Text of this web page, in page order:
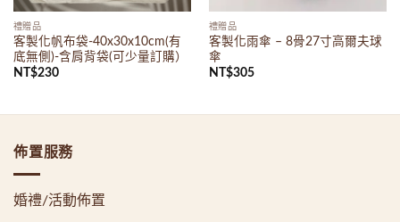
禮贈品
客製化帆布袋-40x30x10cm(有
底無側)-含肩背袋(可少量訂購）
NT$230
禮贈品
客製化雨傘 – 8骨27寸高爾夫球
傘
NT$305
佈置服務
婚禮/活動佈置